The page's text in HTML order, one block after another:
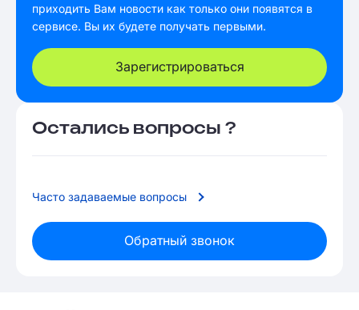
приходить Вам новости как только они появятся в
сервисе. Вы их будете получать первыми.
Зарегистрироваться
Остались вопросы ?
Часто задаваемые вопросы
Обратный звонок